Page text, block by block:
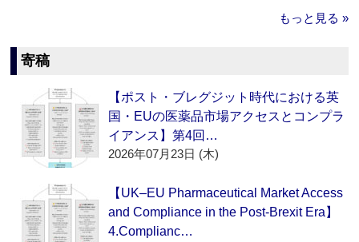
もっと見る »
寄稿
【ポスト・ブレグジット時代における英
国・EUの医薬品市場アクセスとコンプラ
イアンス】第4回…
2026年07月23日 (木)
【UK–EU Pharmaceutical Market Access
and Compliance in the Post-Brexit Era】
4.Complianc…